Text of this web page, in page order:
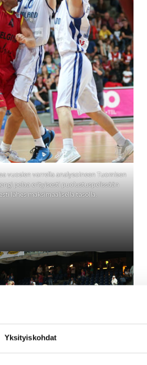
Yksityiskohdat
vuosien varrella analysoineen Tuomisen
pelaa erityisesti puolustuspelissään
lähes maksimaalisella tasolla.